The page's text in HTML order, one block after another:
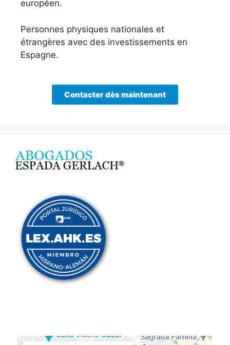
européen.
Personnes physiques nationales et
étrangères avec des investissements en
Espagne.
Contacter dès maintenant